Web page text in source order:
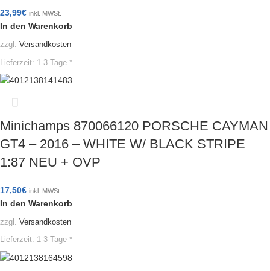
23,99€ inkl. MWSt.
In den Warenkorb
zzgl. Versandkosten
Lieferzeit: 1-3 Tage *
Minichamps 870066120 PORSCHE CAYMAN
GT4 – 2016 – WHITE W/ BLACK STRIPE
1:87 NEU + OVP
17,50€ inkl. MWSt.
In den Warenkorb
zzgl. Versandkosten
Lieferzeit: 1-3 Tage *